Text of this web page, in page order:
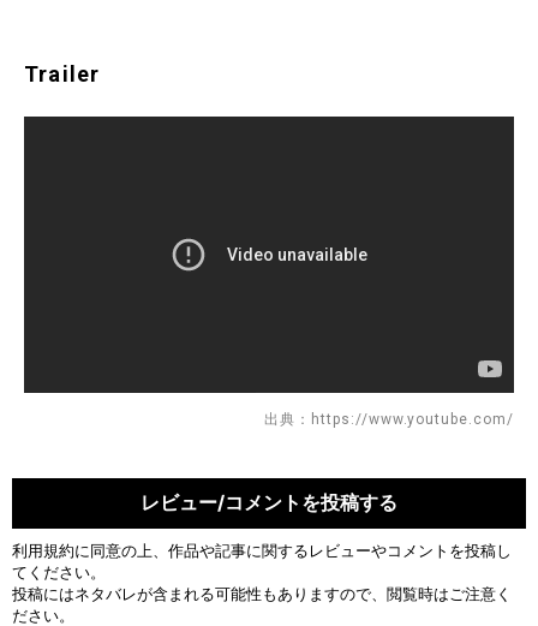
Trailer
出典：https://www.youtube.com/
レビュー/コメントを投稿する
利用規約に同意の上、作品や記事に関するレビューやコメントを投稿し
てください。
投稿にはネタバレが含まれる可能性もありますので、閲覧時はご注意く
ださい。